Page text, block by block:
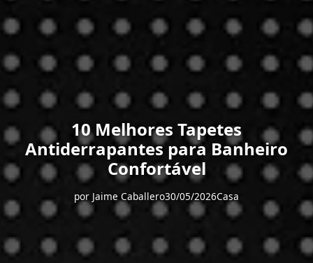
10 Melhores Tapetes
Antiderrapantes para Banheiro
Confortável
por Jaime Caballero30/05/2026Casa